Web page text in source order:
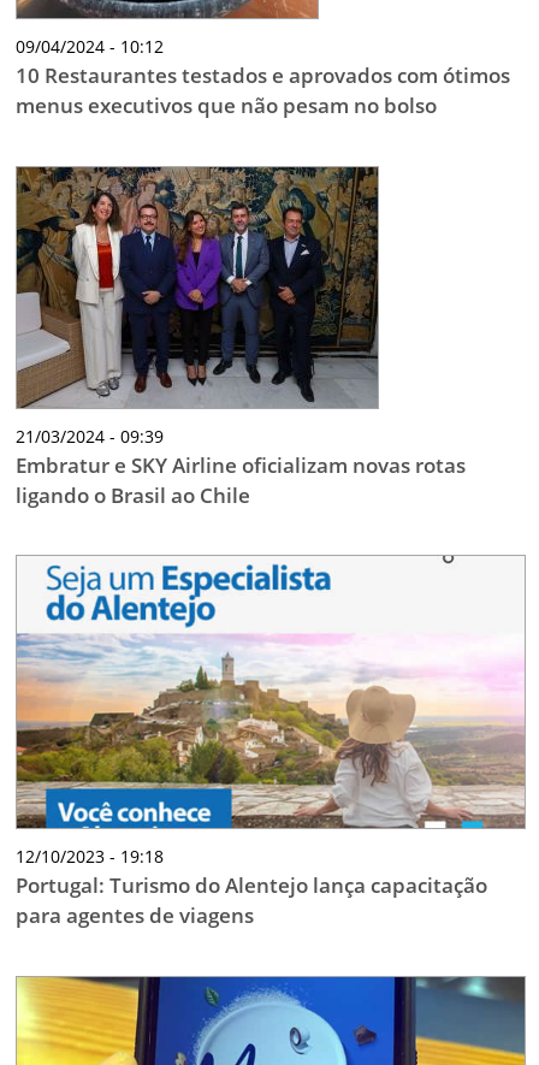
09/04/2024 - 10:12
10 Restaurantes testados e aprovados com ótimos
menus executivos que não pesam no bolso
21/03/2024 - 09:39
Embratur e SKY Airline oficializam novas rotas
ligando o Brasil ao Chile
12/10/2023 - 19:18
Portugal: Turismo do Alentejo lança capacitação
para agentes de viagens